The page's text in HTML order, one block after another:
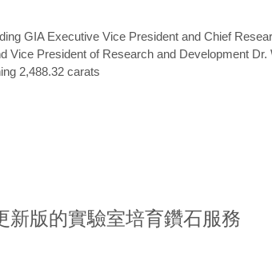
GIA Executive Vice President and Chief
Vice President of Research and Development Dr.
2,488.32 carats
新版的實驗室培育鑽石服務